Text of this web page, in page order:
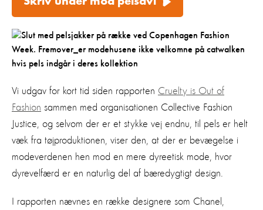
Vi udgav for kort tid siden rapporten Cruelty is Out of
Fashion sammen med organisationen Collective Fashion
Justice, og selvom der er et stykke vej endnu, til pels er helt
væk fra tøjproduktionen, viser den, at der er bevægelse i
modeverdenen hen mod en mere dyreetisk mode, hvor
dyrevelfærd er en naturlig del af bæredygtigt design.
I rapporten nævnes en række designere som Chanel,